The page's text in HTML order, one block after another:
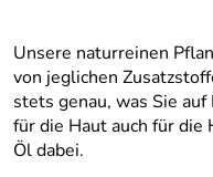
Unsere naturreinen
von jeglichen
stets genau, was Sie
für die Haut auch für die
Öl dabei.